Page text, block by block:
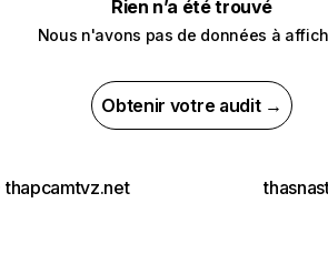
Rien n’a été trouvé
Nous n'avons pas de données à
Obtenir votre audit →
thapcamtvz.net